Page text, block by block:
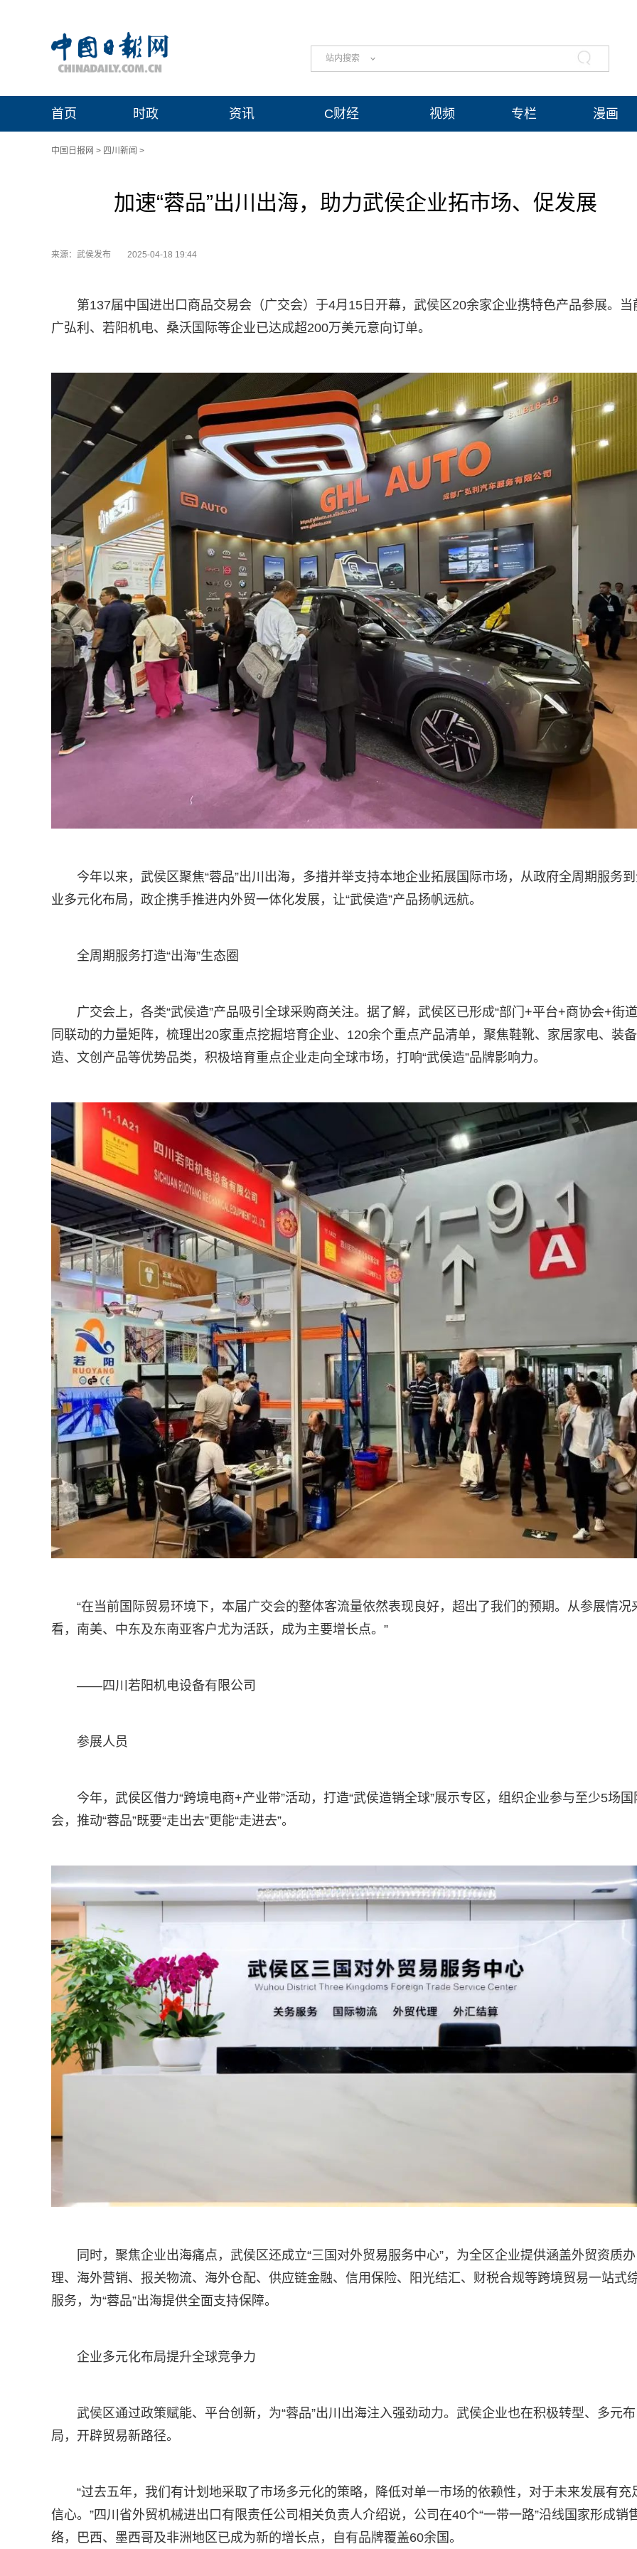
站内搜索
首页 时政 资讯 C财经 视频 专栏 漫画
中国日报网 > 四川新闻 >
加速“蓉品”出川出海，助力武侯企业拓市场、促发展
来源：武侯发布 2025-04-18 19:44
第137届中国进出口商品交易会（广交会）于4月15日开幕，武侯区20余家企业携特色产品参展。当
广弘利、若阳机电、桑沃国际等企业已达成超200万美元意向订单。
今年以来，武侯区聚焦“蓉品”出川出海，多措并举支持本地企业拓展国际市场，从政府全周期服务
业多元化布局，政企携手推进内外贸一体化发展，让“武侯造”产品扬帆远航。
全周期服务打造“出海”生态圈
广交会上，各类“武侯造”产品吸引全球采购商关注。据了解，武侯区已形成“部门+平台+商协会+街
同联动的力量矩阵，梳理出20家重点挖掘培育企业、120余个重点产品清单，聚焦鞋靴、家居家电、装
造、文创产品等优势品类，积极培育重点企业走向全球市场，打响“武侯造”品牌影响力。
“在当前国际贸易环境下，本届广交会的整体客流量依然表现良好，超出了我们的预期。从参展情况
看，南美、中东及东南亚客户尤为活跃，成为主要增长点。”
——四川若阳机电设备有限公司
参展人员
今年，武侯区借力“跨境电商+产业带”活动，打造“武侯造销全球”展示专区，组织企业参与至少5场国
会，推动“蓉品”既要“走出去”更能“走进去”。
同时，聚焦企业出海痛点，武侯区还成立“三国对外贸易服务中心”，为全区企业提供涵盖外贸资质办
理、海外营销、报关物流、海外仓配、供应链金融、信用保险、阳光结汇、财税合规等跨境贸易一站式
服务，为“蓉品”出海提供全面支持保障。
企业多元化布局提升全球竞争力
武侯区通过政策赋能、平台创新，为“蓉品”出川出海注入强劲动力。武侯企业也在积极转型、多元布
局，开辟贸易新路径。
“过去五年，我们有计划地采取了市场多元化的策略，降低对单一市场的依赖性，对于未来发展有充
信心。”四川省外贸机械进出口有限责任公司相关负责人介绍说，公司在40个“一带一路”沿线国家形成销
络，巴西、墨西哥及非洲地区已成为新的增长点，自有品牌覆盖60余国。